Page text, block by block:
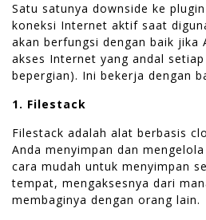
Satu satunya downside ke
koneksi Internet aktif saat
akan berfungsi dengan baik jika
akses Internet yang andal
bepergian). Ini bekerja dengan
1. Filestack
Filestack adalah alat berbasis
Anda menyimpan dan
cara mudah untuk menyimpan
tempat, mengaksesnya dari
membaginya dengan orang lain.